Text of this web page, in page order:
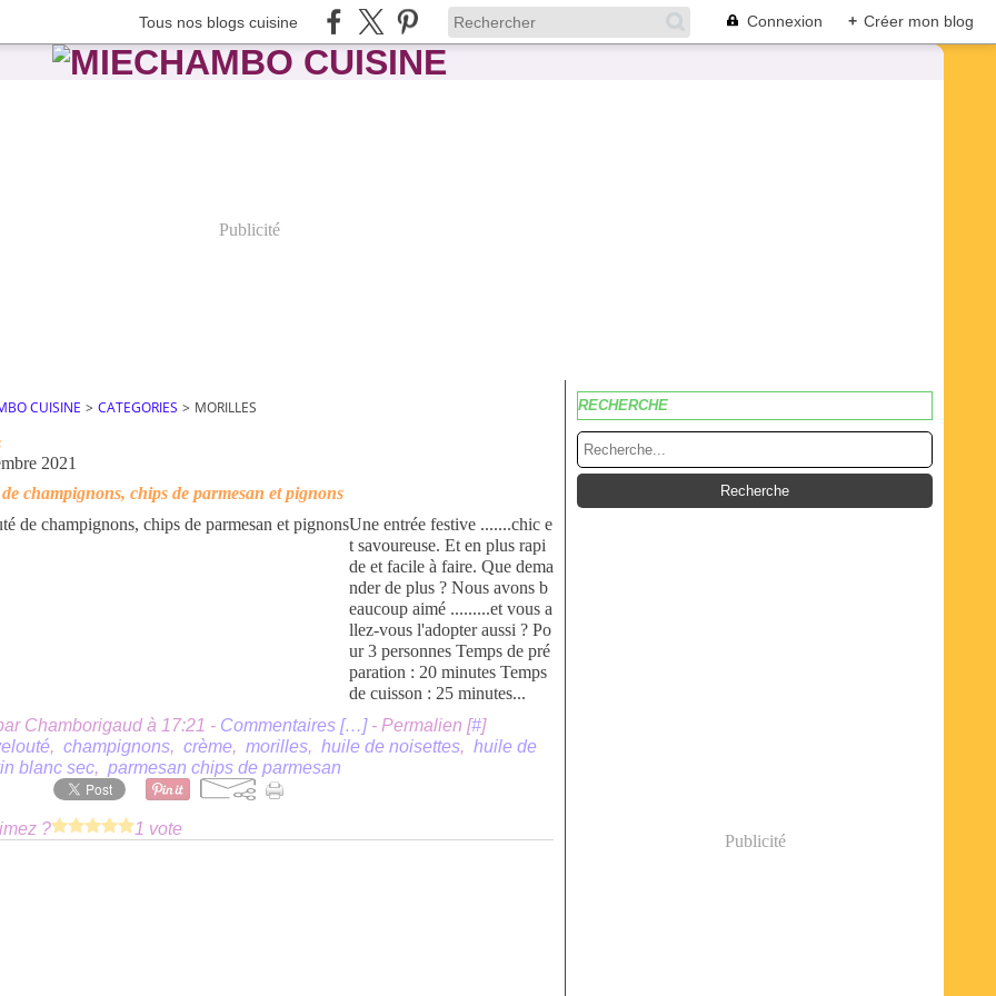
Tous nos blogs cuisine Connexion + Créer mon blog
Publicité
CUISINE > CATEGORIES > MORILLES
2021
de champignons, chips de parmesan et pignons
Une entrée festive .......chic e
t savoureuse. Et en plus rapi
de et facile à faire. Que dema
nder de plus ? Nous avons b
eaucoup aimé .........et vous a
llez-vous l'adopter aussi ? Po
ur 3 personnes Temps de pré
paration : 20 minutes Temps
de cuisson : 25 minutes...
Chamborigaud à 17:21 - Commentaires […]- Permalien [#]
, champignons, crème, morilles, huile de noisettes, huile de
blanc sec, parmesan chips de parmesan
? 1 vote
RECHERCHE
Publicité